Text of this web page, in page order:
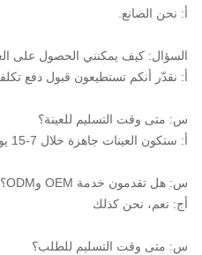
أ: نحن الصانع.
السؤال: كيف يمكنني الحصول على
أ: نقدّر أنكم تستطيعون قبول دفع
س: متى وقت التسليم للعينة؟
أ: ستكون العينات جاهزة خلال 7-15 يومًا.
س: هل تقدمون خدمة OEM وODM؟
أج: نعم، نحن كذلك
س: متى وقت التسليم للطلب؟